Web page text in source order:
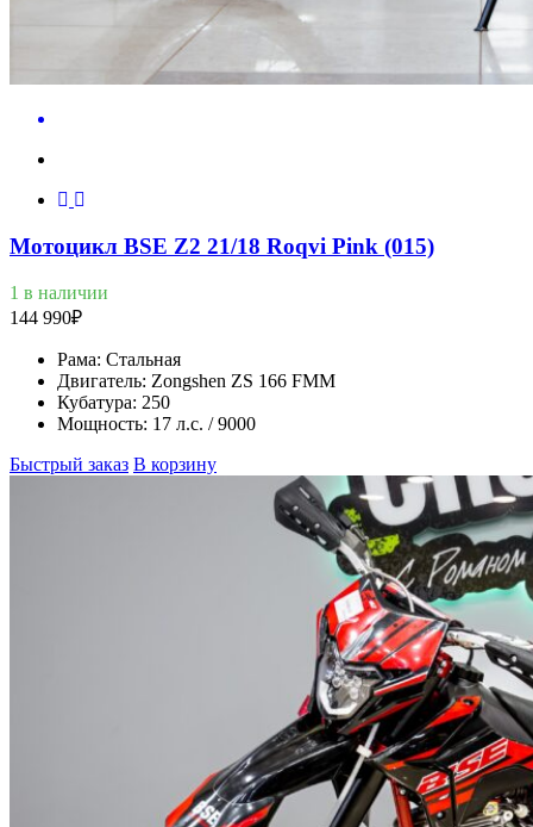
Мотоцикл BSE Z2 21/18 Roqvi Pink (015)
1 в наличии
144 990₽
Рама: Стальная
Двигатель: Zongshen ZS 166 FMM
Кубатура: 250
Мощность: 17 л.с. / 9000
Быстрый заказ В корзину